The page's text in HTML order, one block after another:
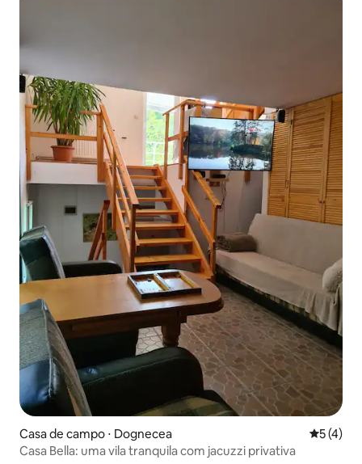
Casa de campo ⋅ Dognecea 5 de
5 (4)
Casa Bella: uma vila tranquila com jacuzzi privativa